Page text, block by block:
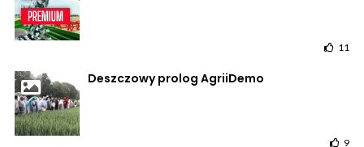
11
Deszczowy prolog AgriiDemo
9